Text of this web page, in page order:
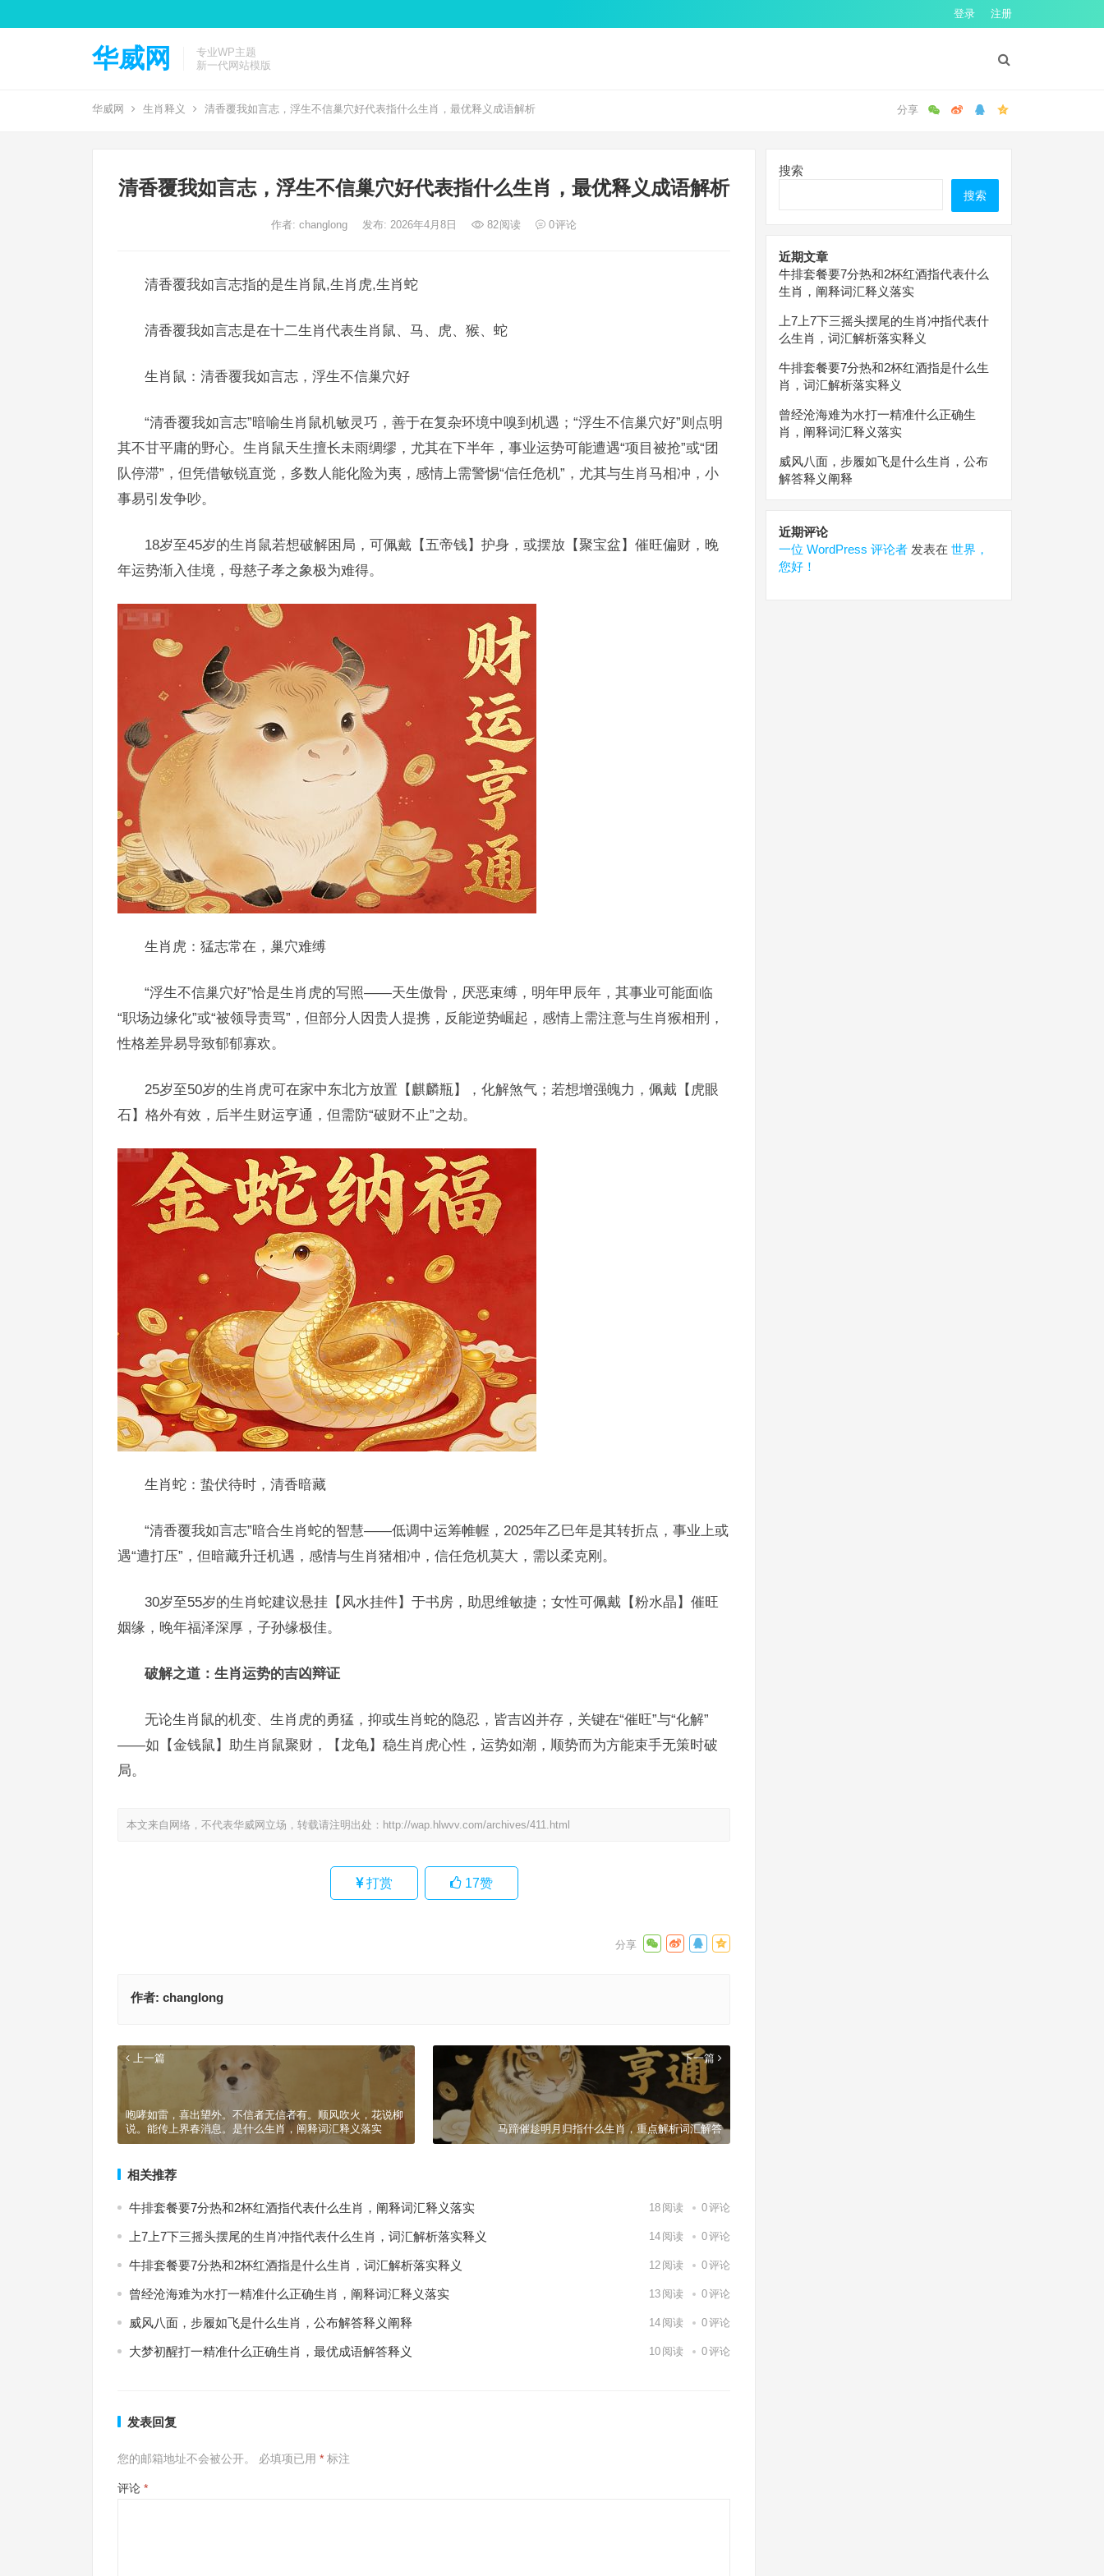
登录 注册
华威网
专业WP主题
新一代网站模版
华威网 生肖释义 清香覆我如言志，浮生不信巢穴好代表指什么生肖，最优释义成语解析
清香覆我如言志，浮生不信巢穴好代表指什么生肖，最优释义成语解析
作者: changlong 发布: 2026年4月8日 82阅读 0评论
清香覆我如言志指的是生肖鼠,生肖虎,生肖蛇
清香覆我如言志是在十二生肖代表生肖鼠、马、虎、猴、蛇
生肖鼠：清香覆我如言志，浮生不信巢穴好
“清香覆我如言志”暗喻生肖鼠机敏灵巧，善于在复杂环境中嗅到机遇；“浮生不信巢穴好”则点明
其不甘平庸的野心。生肖鼠天生擅长未雨绸缪，尤其在下半年，事业运势可能遭遇“项目被抢”或“团
队停滞”，但凭借敏锐直觉，多数人能化险为夷，感情上需警惕“信任危机”，尤其与生肖马相冲，小
事易引发争吵。
18岁至45岁的生肖鼠若想破解困局，可佩戴【五帝钱】护身，或摆放【聚宝盆】催旺偏财，晚
年运势渐入佳境，母慈子孝之象极为难得。
生肖虎：猛志常在，巢穴难缚
“浮生不信巢穴好”恰是生肖虎的写照——天生傲骨，厌恶束缚，明年甲辰年，其事业可能面临
“职场边缘化”或“被领导责骂”，但部分人因贵人提携，反能逆势崛起，感情上需注意与生肖猴相刑，
性格差异易导致郁郁寡欢。
25岁至50岁的生肖虎可在家中东北方放置【麒麟瓶】，化解煞气；若想增强魄力，佩戴【虎眼
石】格外有效，后半生财运亨通，但需防“破财不止”之劫。
生肖蛇：蛰伏待时，清香暗藏
“清香覆我如言志”暗合生肖蛇的智慧——低调中运筹帷幄，2025年乙巳年是其转折点，事业上或
遇“遭打压”，但暗藏升迁机遇，感情与生肖猪相冲，信任危机莫大，需以柔克刚。
30岁至55岁的生肖蛇建议悬挂【风水挂件】于书房，助思维敏捷；女性可佩戴【粉水晶】催旺
姻缘，晚年福泽深厚，子孙缘极佳。
破解之道：生肖运势的吉凶辩证
无论生肖鼠的机变、生肖虎的勇猛，抑或生肖蛇的隐忍，皆吉凶并存，关键在“催旺”与“化解”
——如【金钱鼠】助生肖鼠聚财，【龙龟】稳生肖虎心性，运势如潮，顺势而为方能束手无策时破
局。
本文来自网络，不代表华威网立场，转载请注明出处： http://wap.hlwvv.com/archives/411.html
打赏 17赞
作者: changlong
上一篇
咆哮如雷，喜出望外。不信者无信者有。顺风吹火，花说柳
说。能传上界春消息。是什么生肖，阐释词汇释义落实
下一篇
马蹄催趁明月归指什么生肖，重点解析词汇解答
相关推荐
牛排套餐要7分热和2杯红酒指代表什么生肖，阐释词汇释义落实 18 阅读 0评论
上7上7下三摇头摆尾的生肖冲指代表什么生肖，词汇解析落实释义 14 阅读 0评论
牛排套餐要7分热和2杯红酒指是什么生肖，词汇解析落实释义 12 阅读 0评论
曾经沧海难为水打一精准什么正确生肖，阐释词汇释义落实 13 阅读 0评论
威风八面，步履如飞是什么生肖，公布解答释义阐释 14 阅读 0评论
大梦初醒打一精准什么正确生肖，最优成语解答释义 10 阅读 0评论
发表回复
您的邮箱地址不会被公开。 必填项已用 * 标注
评论 *
搜索
搜索
近期文章
牛排套餐要7分热和2杯红酒指代表什么
生肖，阐释词汇释义落实
上7上7下三摇头摆尾的生肖冲指代表什
么生肖，词汇解析落实释义
牛排套餐要7分热和2杯红酒指是什么生
肖，词汇解析落实释义
曾经沧海难为水打一精准什么正确生
肖，阐释词汇释义落实
威风八面，步履如飞是什么生肖，公布
解答释义阐释
近期评论
一位 WordPress 评论者 发表在 世界，
您好！